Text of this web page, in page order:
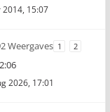
15:07
Weergaves 1 2
2026, 17:01